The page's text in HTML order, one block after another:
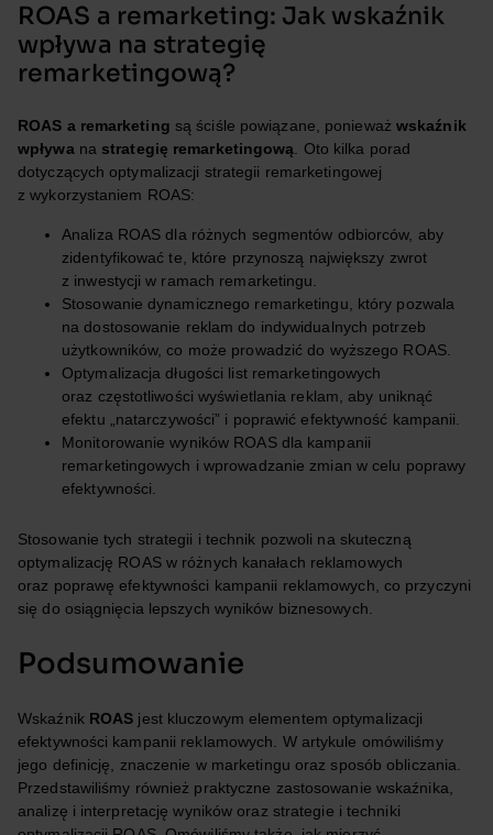
ROAS a remarketing: Jak wskaźnik
wpływa na strategię
remarketingową?
ROAS a remarketing są ściśle powiązane, ponieważ wskaźnik
wpływana strategię remarketingową. Oto kilka porad
dotyczących optymalizacji strategii remarketingowej
z wykorzystaniem ROAS:
Analiza ROAS dla różnych segmentów odbiorców, aby
zidentyfikować te, które przynoszą największy zwrot
z inwestycji w ramach remarketingu.
Stosowanie dynamicznego remarketingu, który pozwala
na dostosowanie reklam do indywidualnych potrzeb
użytkowników, co może prowadzić do wyższego ROAS.
Optymalizacja długości list remarketingowych
oraz częstotliwości wyświetlania reklam, aby uniknąć
efektu „natarczywości” i poprawić efektywność kampanii.
Monitorowanie wyników ROAS dla kampanii
remarketingowych i wprowadzanie zmian w celu poprawy
efektywności.
Stosowanie tych strategii i technik pozwoli na skuteczną
optymalizację ROAS w różnych kanałach reklamowych
oraz poprawę efektywności kampanii reklamowych, co przyczyni
się do osiągnięcia lepszych wyników biznesowych.
Podsumowanie
Wskaźnik ROAS jest kluczowym elementem optymalizacji
efektywności kampanii reklamowych. W artykule omówiliśmy
jego definicję, znaczenie w marketingu oraz sposób obliczania.
Przedstawiliśmy również praktyczne zastosowanie wskaźnika,
analizę i interpretację wyników oraz strategie i techniki